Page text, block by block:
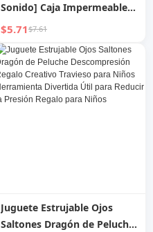
Sonido] Caja Impermeable
para Teléfono Móvil de Baño
Altavoz Soporte Retráctil
Giratorio Herramienta para
Ver TV en la Ducha Cocina
Baño Estante de
Almacenamiento Ver TV
$5.71$7.61
Juguete Estrujable Ojos
Saltones Dragón de Peluche